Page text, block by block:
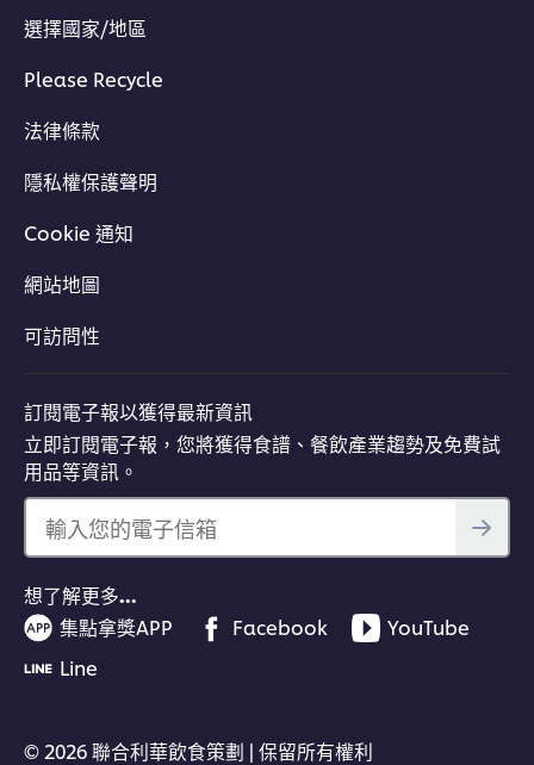
選擇國家/地區
Please Recycle
法律條款
隱私權保護聲明
Cookie 通知
網站地圖
可訪問性
訂閱電子報以獲得最新資訊
立即訂閱電子報，您將獲得食譜、餐飲產業趨勢及免費試
用品等資訊。
輸入您的電子信箱
想了解更多…
集點拿獎APP
Facebook
YouTube
Line
© 2026 聯合利華飲食策劃 | 保留所有權利